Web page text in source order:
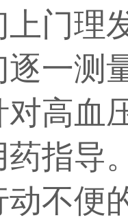
门理
逐一测
高血
指导
动不便